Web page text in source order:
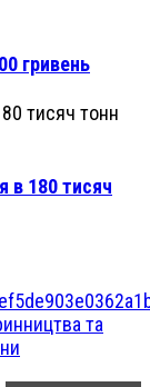
гривень
в 180 тисяч
та